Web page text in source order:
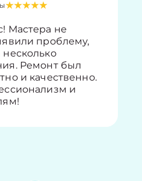
Мастера не
проблему,
Ремонт был
и качественно.
и